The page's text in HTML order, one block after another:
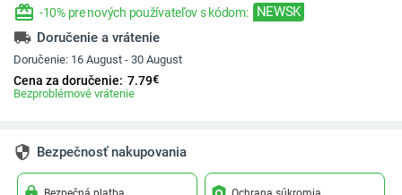
redeem -10% pre nových používateľov s kódom: NEWSK
local_shipping Doručenie a vrátenie
Doručenie: 16 August - 30 August
Cena za doručenie: 7.79€
Bezproblémové vrátenie
security Bezpečnosť nakupovania